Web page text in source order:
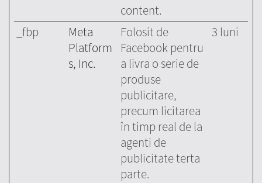
content.
_fbp
Meta
Platform
s, Inc.
Folosit de
Facebook pentru
a livra o serie de
produse
publicitare,
precum licitarea
în timp real de la
agenti de
publicitate terta
parte.
3 luni